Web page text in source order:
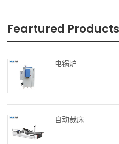
Feartured Products
电锅炉
自动裁床